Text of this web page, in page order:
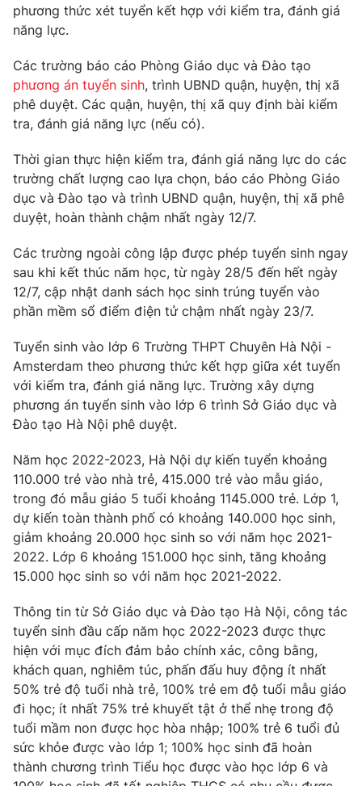
Chuyên mục khác
Emagazine
Photo Infographic
Video Shorts video
VTV Money VTV Thể thao
VTV Sức khoẻ Bất động sản
Thị trường 24h Tấm lòng Việt
VTV4 Vươn mình bằng AI
VTV9 VTV8
Liên hệ tòa soạn English
THỜI BÁO VTV
Theo dõi báo trên
Cơ quan chủ quản:Đài Truyền hình Việt Nam
Cơ quan báo chí:Thời báo VTV
Giấy phép hoạt động báo in và báo điện tử số 483/GP-BTTTT
cấp ngày 29/12/2023
Tổng Biên tập:Vũ Thanh Thủy
Phó Tổng Biên tập:Nguyễn Thị Mỹ Hạnh, Phạm Quốc Thắng,
Nguyễn Trọng Ninh
Tổng đài VTV:024.38 355 931 - 024.38 355 932
phương thức xét tuyển kết hợp với kiểm tra, đánh giá
năng lực.
Các trường báo cáo Phòng Giáo dục và Đào tạo
phương án tuyển sinh, trình UBND quận, huyện, thị xã
phê duyệt. Các quận, huyện, thị xã quy định bài kiểm
tra, đánh giá năng lực (nếu có).
Thời gian thực hiện kiểm tra, đánh giá năng lực do các
trường chất lượng cao lựa chọn, báo cáo Phòng Giáo
dục và Đào tạo và trình UBND quận, huyện, thị xã phê
duyệt, hoàn thành chậm nhất ngày 12/7.
Các trường ngoài công lập được phép tuyển sinh ngay
sau khi kết thúc năm học, từ ngày 28/5 đến hết ngày
12/7, cập nhật danh sách học sinh trúng tuyển vào
phần mềm sổ điểm điện tử chậm nhất ngày 23/7.
Tuyển sinh vào lớp 6 Trường THPT Chuyên Hà Nội -
Amsterdam theo phương thức kết hợp giữa xét tuyển
với kiểm tra, đánh giá năng lực. Trường xây dựng
phương án tuyển sinh vào lớp 6 trình Sở Giáo dục và
Đào tạo Hà Nội phê duyệt.
Năm học 2022-2023, Hà Nội dự kiến tuyển khoảng
110.000 trẻ vào nhà trẻ, 415.000 trẻ vào mẫu giáo,
trong đó mẫu giáo 5 tuổi khoảng 1145.000 trẻ. Lớp 1,
dự kiến toàn thành phố có khoảng 140.000 học sinh,
giảm khoảng 20.000 học sinh so với năm học 2021-
2022. Lớp 6 khoảng 151.000 học sinh, tăng khoảng
15.000 học sinh so với năm học 2021-2022.
Thông tin từ Sở Giáo dục và Đào tạo Hà Nội, công tác
tuyển sinh đầu cấp năm học 2022-2023 được thực
hiện với mục đích đảm bảo chính xác, công bằng,
khách quan, nghiêm túc, phấn đấu huy động ít nhất
50% trẻ độ tuổi nhà trẻ, 100% trẻ em độ tuổi mẫu giáo
đi học; ít nhất 75% trẻ khuyết tật ở thể nhẹ trong độ
tuổi mầm non được học hòa nhập; 100% trẻ 6 tuổi đủ
sức khỏe được vào lớp 1; 100% học sinh đã hoàn
thành chương trình Tiểu học được vào học lớp 6 và